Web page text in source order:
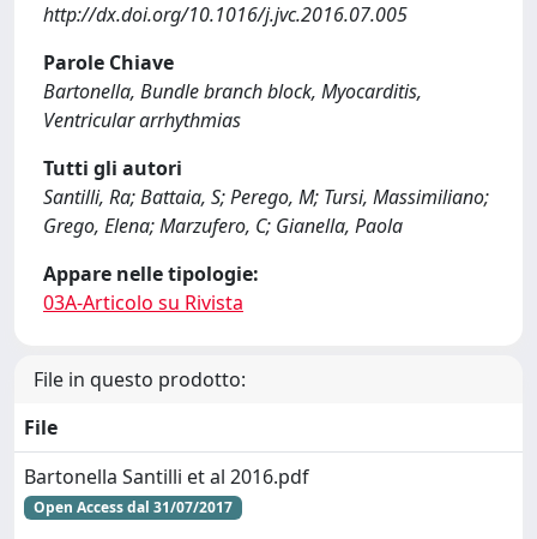
http://dx.doi.org/10.1016/j.jvc.2016.07.005
Parole Chiave
Bartonella, Bundle branch block, Myocarditis,
Ventricular arrhythmias
Tutti gli autori
Santilli, Ra; Battaia, S; Perego, M; Tursi, Massimiliano;
Grego, Elena; Marzufero, C; Gianella, Paola
Appare nelle tipologie:
03A-Articolo su Rivista
File in questo prodotto:
File
Bartonella Santilli et al 2016.pdf
Open Access dal 31/07/2017